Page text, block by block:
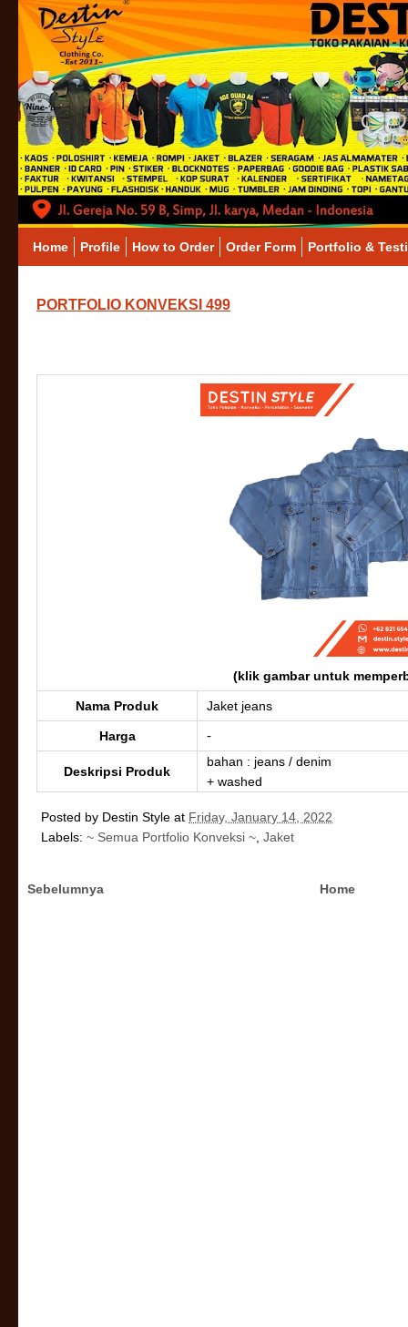
Home Profile How to Order Order Form Portfolio &
PORTFOLIO KONVEKSI 499
(klik gambar untuk
Nama Produk Jaket jeans
Harga -
Deskripsi Produk
bahan : jeans / denim
+ washed
Posted by Destin Style at Friday, January 14, 2022
Labels: ~ Semua Portfolio Konveksi ~ Jaket
Sebelumnya Home